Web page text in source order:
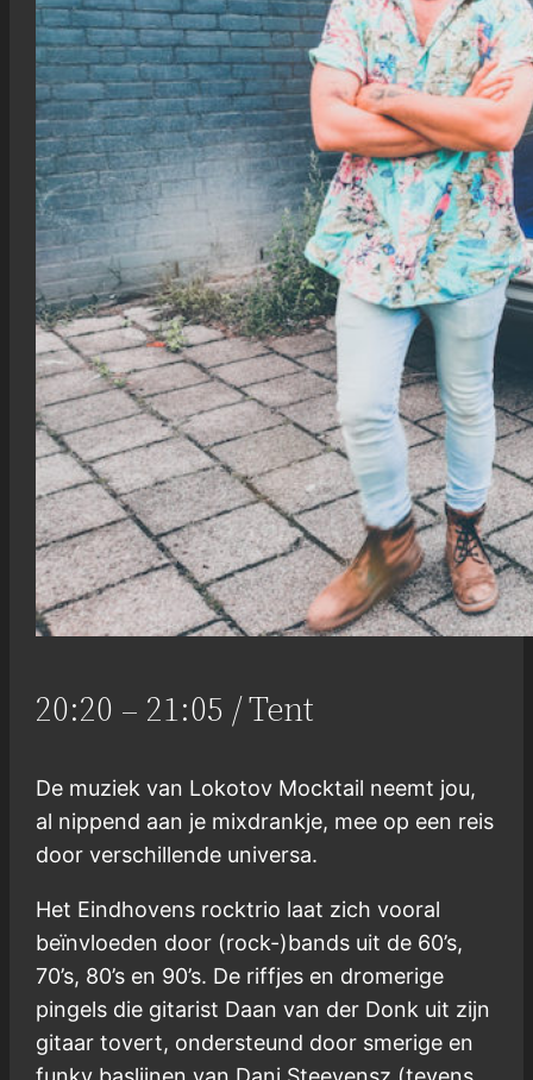
20:20 – 21:05 / Tent
De muziek van Lokotov Mocktail neemt jou,
al nippend aan je mixdrankje, mee op een reis
door verschillende universa.
Het Eindhovens rocktrio laat zich vooral
beïnvloeden door (rock-)bands uit de 60’s,
70’s, 80’s en 90’s. De riffjes en dromerige
pingels die gitarist Daan van der Donk uit zijn
gitaar tovert, ondersteund door smerige en